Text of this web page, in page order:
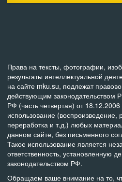
Права на тексты, фотографии,
результаты интеллектуальной
на сайте mku.su, подлежат
действующим законодательством
РФ (часть четвертая) от
использование (воспроизведение,
переработка и т.д.) любых
данном сайте, без письменного
Такое использование является
ответственность, установленную
законодательством РФ.
Обращаем ваше внимание на то,